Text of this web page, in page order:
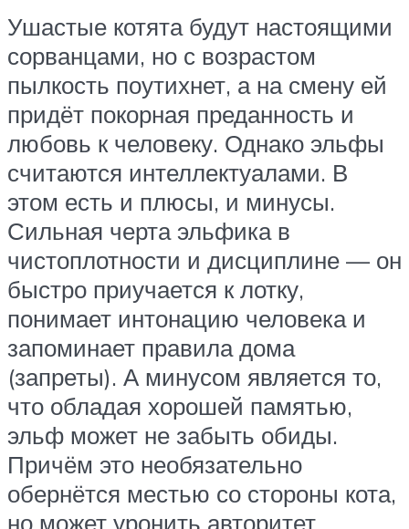
Ушастые котята будут настоящими
сорванцами, но с возрастом
пылкость поутихнет, а на смену ей
придёт покорная преданность и
любовь к человеку. Однако эльфы
считаются интеллектуалами. В
этом есть и плюсы, и минусы.
Сильная черта эльфика в
чистоплотности и дисциплине — он
быстро приучается к лотку,
понимает интонацию человека и
запоминает правила дома
(запреты). А минусом является то,
что обладая хорошей памятью,
эльф может не забыть обиды.
Причём это необязательно
обернётся местью со стороны кота,
но может уронить авторитет